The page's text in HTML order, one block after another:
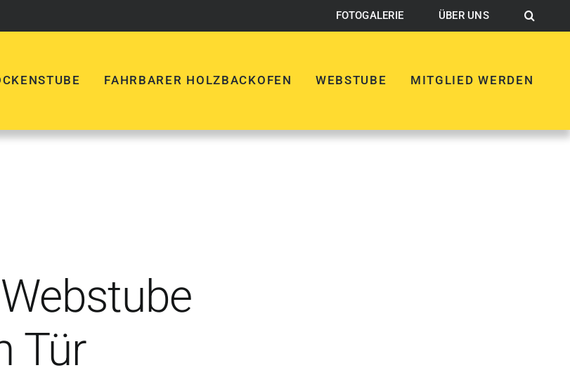
FOTOGALERIE ÜBER UNS
FAHRBARER HOLZBACKOFEN WEBSTUBE MITGLIED WERDEN
Tür